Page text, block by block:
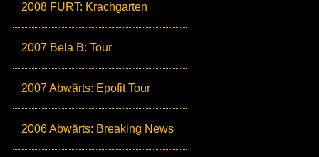
2008 FURT: Krachgarten
2007 Bela B: Tour
2007 Abwärts: Epofit Tour
2006 Abwärts: Breaking News